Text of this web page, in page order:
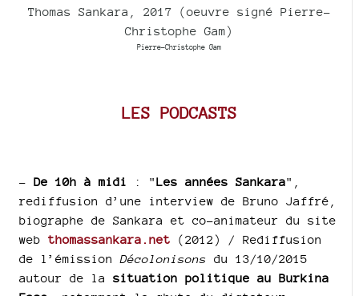
Thomas Sankara, 2017 (oeuvre signé Pierre-
Christophe Gam)
Pierre-Christophe Gam
LES PODCASTS
– De 10h à midi : "Les années Sankara",
rediffusion d’une interview de Bruno Jaffré,
biographe de Sankara et co-animateur du site
web thomassankara.net (2012) / Rediffusion
de l’émissionDécolonisons
du 13/10/2015
autour de la situation politique au Burkina